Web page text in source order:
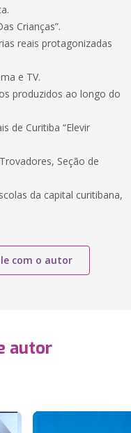
Crianças”.
reais protagonizadas
e TV.
produzidos ao longo do
de Curitiba “Elevir
Seção de
da capital curitibana,
com o autor
autor